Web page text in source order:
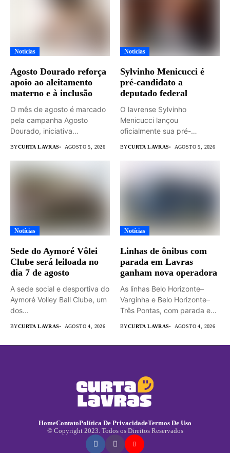
Notícias
Agosto Dourado reforça
apoio ao aleitamento
materno e à inclusão
O mês de agosto é marcado
pela campanha Agosto
Dourado, iniciativa
BYCURTA LAVRAS AGOSTO 5, 2026
Notícias
Sylvinho Menicucci é
pré-candidato a
deputado federal
O lavrense Sylvinho
Menicucci lançou
oficialmente sua pré-
BYCURTA LAVRAS AGOSTO 5, 2026
Notícias
Sede do Aymoré Vôlei
Clube será leiloada no
dia 7 de agosto
A sede social e desportiva do
Aymoré Volley Ball Clube, um
dos...
BYCURTA LAVRAS AGOSTO 4, 2026
Notícias
Linhas de ônibus com
parada em Lavras
ganham nova operadora
As linhas Belo Horizonte–
Varginha e Belo Horizonte–
Três Pontas, com parada em
BYCURTA LAVRAS AGOSTO 4, 2026
HomeContatoPolítica De PrivacidadeTermos De Uso
© Copyright 2023. Todos os Direitos Reservados